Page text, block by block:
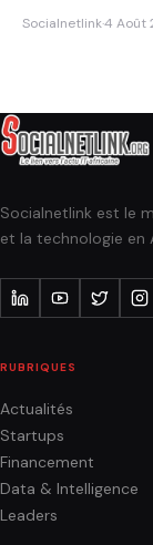
Socialnetlink·4 Août
Socialnetlink est le
et la technologie en
RUBRIQUES
Actualités
Startups
Financement
Data & Intelligence
Leaders